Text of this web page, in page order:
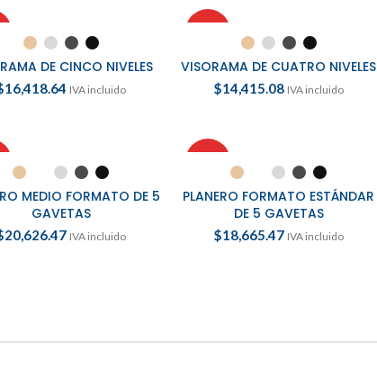
OPCIONES
DE CINCO NIVELES
16,418.64 IVA incluido
SELECCIONAR OPCIONES
VISORAMA DE CUATRO NIVELES
$14,415.08 IVA incluido
OPCIONES
MEDIO FORMATO DE 5
GAVETAS
20,626.47 IVA incluido
SELECCIONAR OPCIONES
PLANERO FORMATO ESTÁNDAR
DE 5 GAVETAS
$18,665.47 IVA incluido